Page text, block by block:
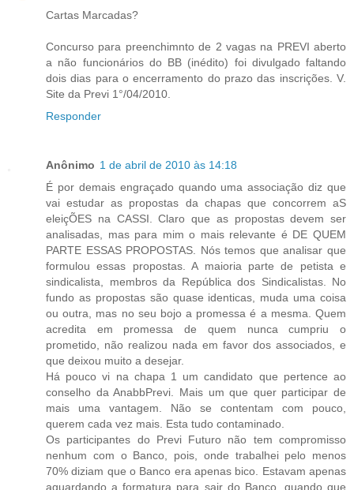
Cartas Marcadas?
Concurso para preenchimnto de 2 vagas na PREVI aberto
a não funcionários do BB (inédito) foi divulgado faltando
dois dias para o encerramento do prazo das inscrições. V.
Site da Previ 1°/04/2010.
Responder
Anônimo 1 de abril de 2010 às 14:18
É por demais engraçado quando uma associação diz que
vai estudar as propostas da chapas que concorrem aS
eleiçÕES na CASSI. Claro que as propostas devem ser
analisadas, mas para mim o mais relevante é DE QUEM
PARTE ESSAS PROPOSTAS. Nós temos que analisar que
formulou essas propostas. A maioria parte de petista e
sindicalista, membros da República dos Sindicalistas. No
fundo as propostas são quase identicas, muda uma coisa
ou outra, mas no seu bojo a promessa é a mesma. Quem
acredita em promessa de quem nunca cumpriu o
prometido, não realizou nada em favor dos associados, e
que deixou muito a desejar.
Há pouco vi na chapa 1 um candidato que pertence ao
conselho da AnabbPrevi. Mais um que quer participar de
mais uma vantagem. Não se contentam com pouco,
querem cada vez mais. Esta tudo contaminado.
Os participantes do Previ Futuro não tem compromisso
nenhum com o Banco, pois, onde trabalhei pelo menos
70% diziam que o Banco era apenas bico. Estavam apenas
aguardando a formatura para sair do Banco, quando que